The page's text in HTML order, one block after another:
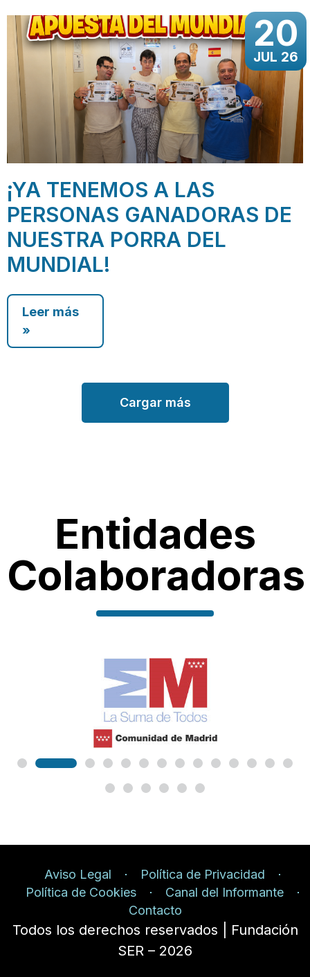
20
JUL 26
¡YA TENEMOS A LAS
PERSONAS GANADORAS DE
NUESTRA PORRA DEL
MUNDIAL!
Leer más
»
Cargar más
Entidades
Colaboradoras
Aviso Legal
Política de Privacidad
Política de Cookies
Canal del Informante
Contacto
Todos los derechos reservados | Fundación
SER – 2026